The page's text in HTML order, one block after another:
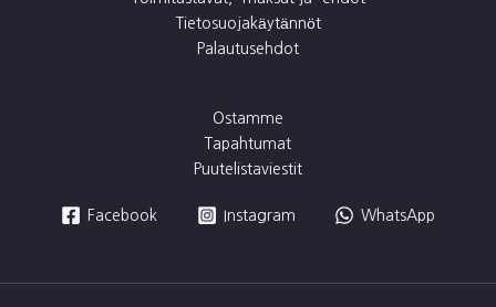
Tietosuojakäytännöt
Palautusehdot
Ostamme
Tapahtumat
Puutelistaviestit
Facebook Instagram WhatsApp